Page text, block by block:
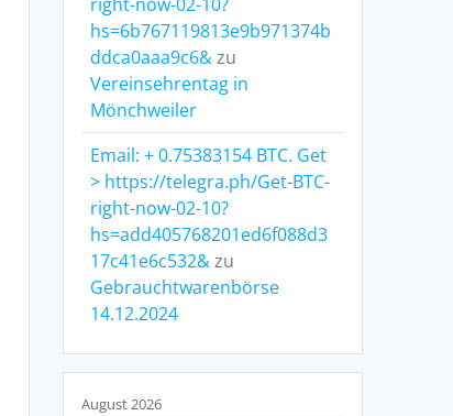
hs=6b767119813e9b971374b
ddca0aaa9c6&zu
Vereinsehrentag in
Mönchweiler
Email: + 0.75383154 BTC. Get
> https://telegra.ph/Get-BTC-
right-now-02-10?
hs=add405768201ed6f088d3
17c41e6c532&zu
Gebrauchtwarenbörse
14.12.2024
August 2026